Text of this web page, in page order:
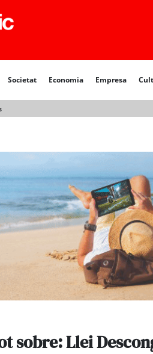
Societat Economia Empresa
sobre: Llei